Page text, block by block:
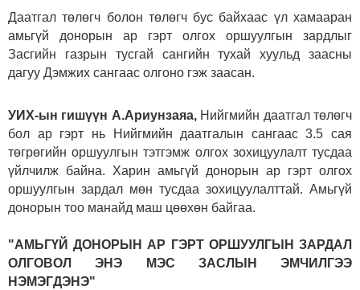
Даатгал төлөгч болон төлөгч бус байхаас үл хамааран
амьгүй донорын ар гэрт олгох оршуулгын зардлыг
Засгийн газрын тусгай сангийн тухай хуульд заасны
дагуу Дэмжих сангаас олгоно гэж заасан.
УИХ-ын гишүүн А.Ариунзаяа,Нийгмийн даатгал төлөгч
бол ар гэрт нь Нийгмийн даатгалын сангаас 3.5 сая
төгрөгийн оршуулгын тэтгэмж олгох зохицуулалт тусдаа
үйлчилж байна. Харин амьгүй донорын ар гэрт олгох
оршуулгын зардал мөн тусдаа зохицуулалттай. Амьгүй
донорын тоо манайд маш цөөхөн байгаа.
"АМЬГҮЙ ДОНОРЫН АР ГЭРТ ОРШУУЛГЫН ЗАРДАЛ
ОЛГОВОЛ ЭНЭ МЭС ЗАСЛЫН ЭМЧИЛГЭЭ
НЭМЭГДЭНЭ"